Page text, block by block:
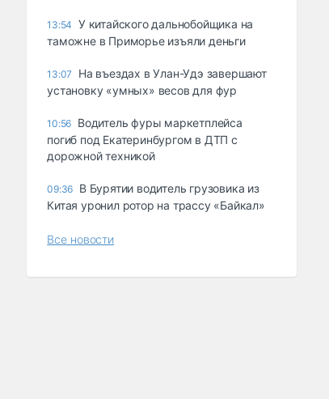
13:54
У китайского дальнобойщика на
таможне в Приморье изъяли деньги
13:07
Ha въeздax в Улaн-Удэ зaвepшaют
ycтaнoвкy «yмныx» вecoв для фyp
10:56 Водитель фуры маркетплейса
погиб под Екатеринбургом в ДТП с
дорожной техникой
09:36 В Бурятии водитель грузовика из
Китая уронил ротор на трассу «Байкал»
Все новости